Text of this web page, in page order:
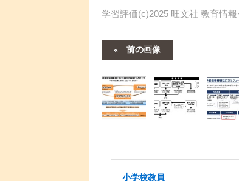
学習評価(c)2025 旺文社 教育情
前の画像
小学校教員